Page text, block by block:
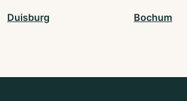
Duisburg Bochum